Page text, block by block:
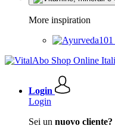
More inspiration
Login
Login
Sei un nuovo cliente?